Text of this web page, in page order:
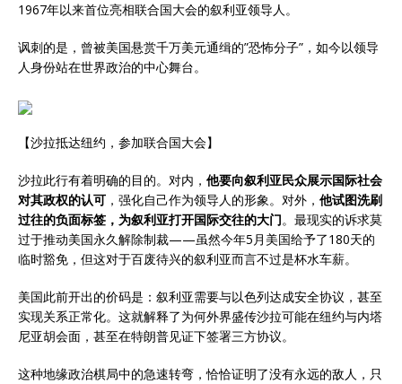
1967年以来首位亮相联合国大会的叙利亚领导人。
讽刺的是，曾被美国悬赏千万美元通缉的”恐怖分子”，如今以领导
人身份站在世界政治的中心舞台。
【沙拉抵达纽约，参加联合国大会】
沙拉此行有着明确的目的。对内， 他要向叙利亚民众展示国际社会
对其政权的认可 ，强化自己作为领导人的形象。对外， 他试图洗刷
过往的负面标签，为叙利亚打开国际交往的大门。最现实的诉求莫
过于推动美国永久解除制裁——虽然今年5月美国给予了180天的
临时豁免，但这对于百废待兴的叙利亚而言不过是杯水车薪。
美国此前开出的价码是：叙利亚需要与以色列达成安全协议，甚至
实现关系正常化。这就解释了为何外界盛传沙拉可能在纽约与内塔
尼亚胡会面，甚至在特朗普见证下签署三方协议。
这种地缘政治棋局中的急速转弯，恰恰证明了没有永远的敌人，只